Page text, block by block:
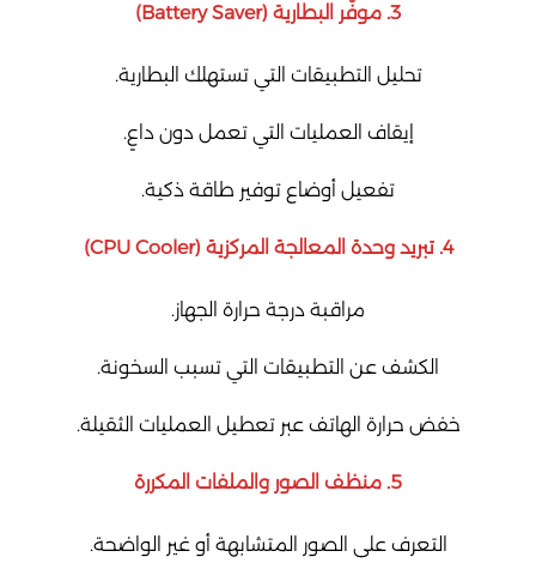
3. موفّر البطارية (Battery Saver)
تحليل التطبيقات التي تستهلك البطارية.
إيقاف العمليات التي تعمل دون داعٍ.
تفعيل أوضاع توفير طاقة ذكية.
4. تبريد وحدة المعالجة المركزية (CPU Cooler)
مراقبة درجة حرارة الجهاز.
الكشف عن التطبيقات التي تسبب السخونة.
خفض حرارة الهاتف عبر تعطيل العمليات الثقيلة.
5. منظف الصور والملفات المكررة
التعرف على الصور المتشابهة أو غير الواضحة.